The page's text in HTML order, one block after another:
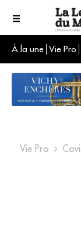
À la une Vie Pro
Vie Pro